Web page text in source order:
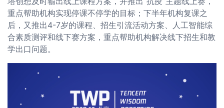
重点帮助机构实现停课不停学的目标；下半年机构复课之
后，又推出4-7岁的课程、招生引流活动方案、人工智能综
合素质测评和线下赛方案，重点帮助机构解决线下招生和教
学出口问题。